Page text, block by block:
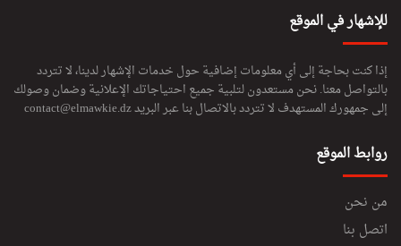
للإشهار في الموقع
إذا كنت بحاجة إلى أي معلومات إضافية حول خدمات الإشهار لدينا، لا تتردد
بالتواصل معنا. نحن مستعدون لتلبية جميع احتياجاتك الإعلانية وضمان وصولك
إلى جمهورك المستهدف لا تتردد بالاتصال بنا عبر البريدcontact@elmawkie.dz
روابط الموقع
من نحن
اتصل بنا